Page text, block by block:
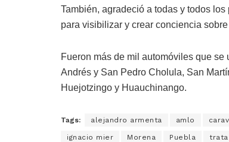
También, agradeció a todas y todos
para visibilizar y crear conciencia
Fueron más de mil automóviles que
Andrés y San Pedro Cholula, San
Huejotzingo y Huauchinango.
Tags: alejandro armenta amlo
ignacio mier Morena Puebla trata